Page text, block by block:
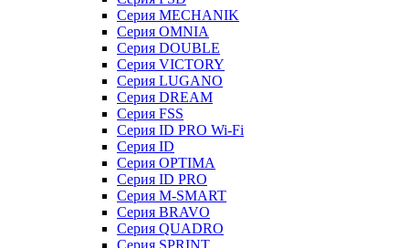
Серия MECHANIK
Серия OMNIA
Серия DOUBLE
Серия VICTORY
Серия LUGANO
Серия DREAM
Серия FSS
Серия ID PRO Wi-Fi
Серия ID
Серия OPTIMA
Серия ID PRO
Серия M-SMART
Серия BRAVO
Серия QUADRO
Серия SPRINT